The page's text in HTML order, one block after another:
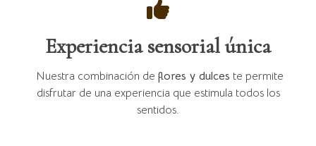
Experiencia sensorial única
Nuestra combinación de flores y dulces te permite
disfrutar de una experiencia que estimula todos los
sentidos.